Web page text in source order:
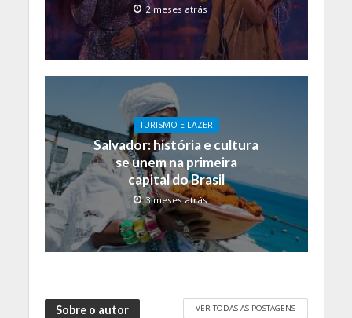
2 meses atrás
TURISMO E LAZER
Salvador: história e cultura
se unem na primeira
capital do Brasil
3 meses atrás
Sobre o autor VER TODAS AS POSTAGENS